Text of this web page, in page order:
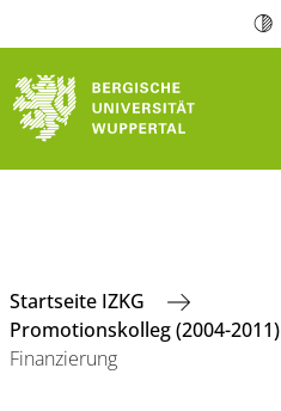
Startseite IZKG
Promotionskolleg (2004-2011)
Finanzierung